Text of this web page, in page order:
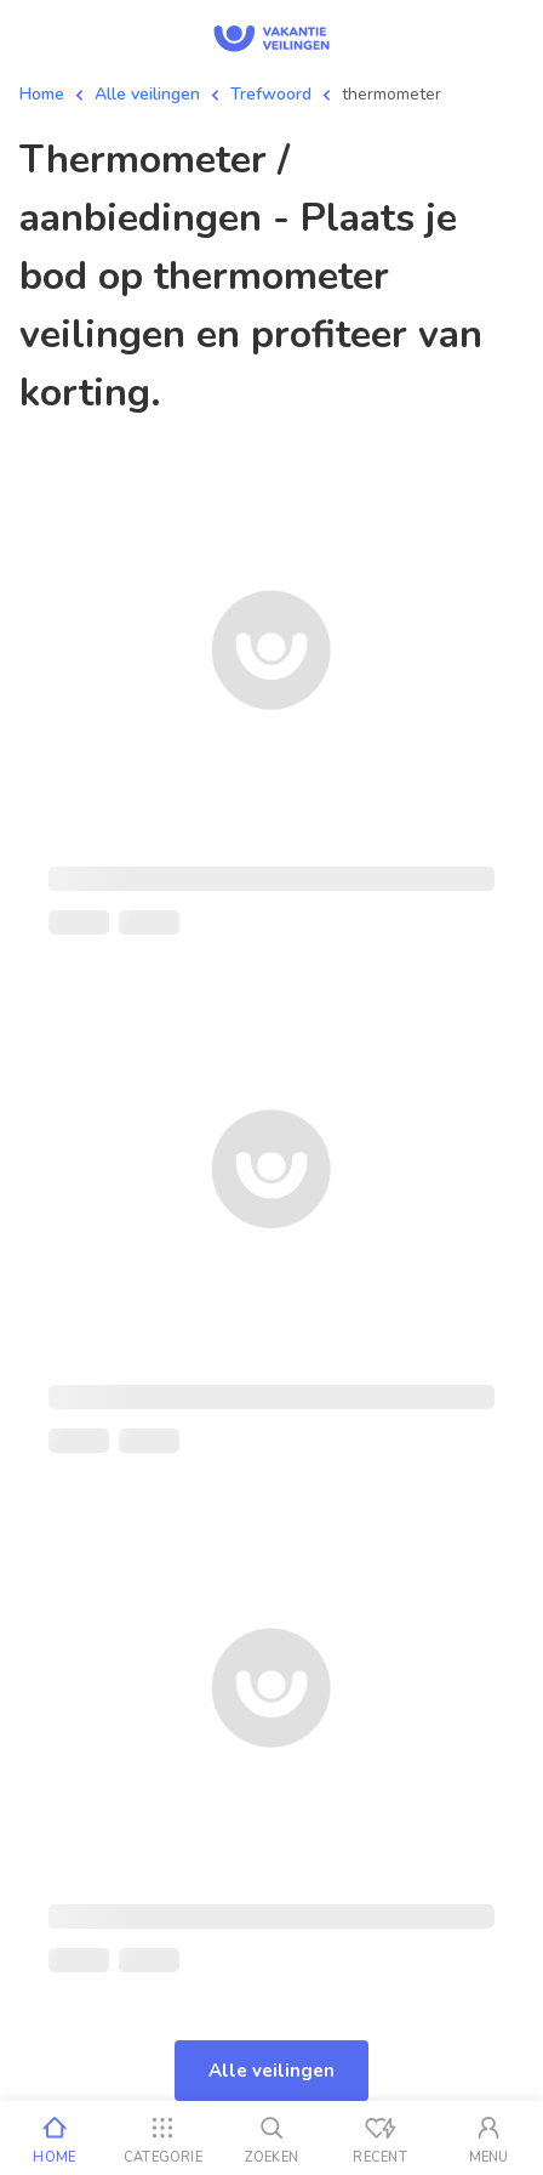
Home Alle veilingen Trefwoord thermometer
thermometer /
aanbiedingen - Plaats je
bod op thermometer
veilingen en profiteer van
korting.
Alle veilingen
HOME CATEGORIE ZOEKEN RECENT MENU